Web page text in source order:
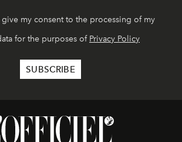
my consent to the processing of my
for the purposes of Privacy Policy